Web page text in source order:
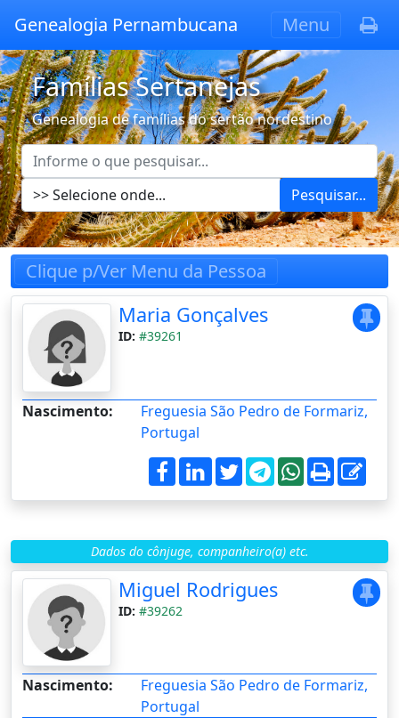
Genealogia Pernambucana Menu
Famílias Sertanejas
Genealogia de famílias do sertão nordestino
Pesquisar...
Clique p/Ver Menu da Pessoa
Maria Gonçalves
ID: #39261
Nascimento:
Freguesia São Pedro de Formariz,
Portugal
Dados do cônjuge, companheiro(a) etc.
Miguel Rodrigues
ID: #39262
Nascimento:
Freguesia São Pedro de Formariz,
Portugal